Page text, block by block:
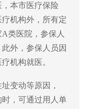
本市医疗保险
机构外，所有定
类医院，参保人
外，参保人员因
机构就医。
变动等原因，
，可通过用人单